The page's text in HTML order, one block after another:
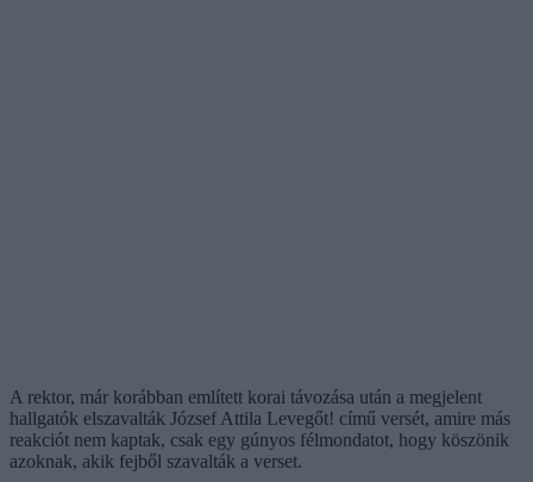
A rektor, már korábban említett korai távozása után a megjelent
hallgatók elszavalták József Attila Levegőt! című versét, amire más
reakciót nem kaptak, csak egy gúnyos félmondatot, hogy köszönik
azoknak, akik fejből szavalták a verset.